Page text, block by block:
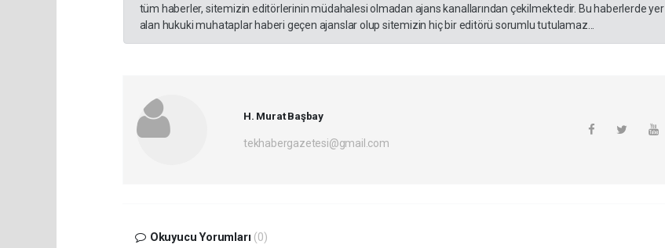
tüm haberler, sitemizin editörlerinin müdahalesi olmadan ajans kanallarından çekilmektedir. Bu haberlerde yer
alan hukuki muhataplar haberi geçen ajanslar olup sitemizin hiç bir editörü sorumlu tutulamaz...
H. Murat Başbay
tekhabergazetesi@gmail.com
Okuyucu Yorumları (0)